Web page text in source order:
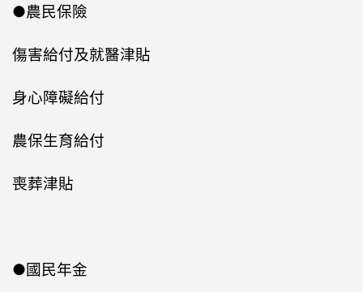
●農民保險
傷害給付及就醫津貼
身心障礙給付
農保生育給付
喪葬津貼
●國民年金